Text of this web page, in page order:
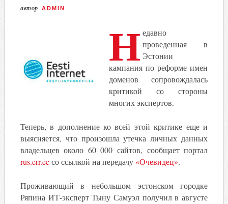
автор ADMIN
Н едавно
проведенная в
Эстонии
кампания по реформе имен
доменов сопровождалась
критикой со стороны
многих экспертов.
Теперь, в дополнение ко всей этой критике еще и
выясняется, что произошла утечка личных данных
владельцев около 60 000 сайтов, сообщает портал
rus.err.eeсо ссылкой на передачу «Очевидец».
Проживающий в небольшом эстонском городке
Ряпина ИТ-эксперт Тыну Самуэл получил в августе